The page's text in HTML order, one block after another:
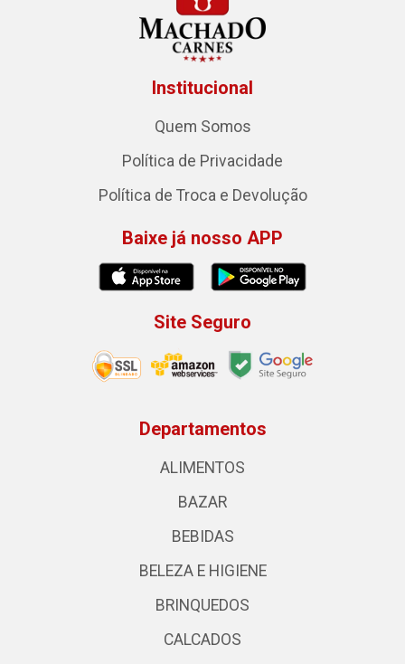
Institucional
Quem Somos
Política de Privacidade
Política de Troca e Devolução
Baixe já nosso APP
Site Seguro
Departamentos
ALIMENTOS
BAZAR
BEBIDAS
BELEZA E HIGIENE
BRINQUEDOS
CALCADOS